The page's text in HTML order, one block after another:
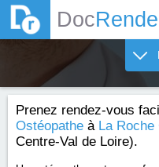
Doc
Prenez rendez-vous
Ostéopathe à La Roche
Centre-Val de Loire).